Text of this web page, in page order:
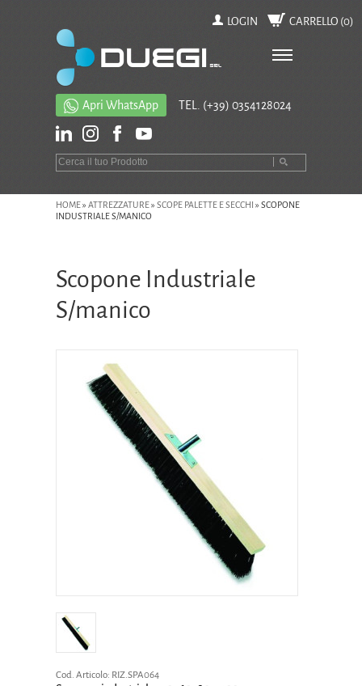
LOGIN CARRELLO (0)
Apri WhatsApp TEL. (+39) 0354128024
HOME» ATTREZZATURE» SCOPE PALETTE E SECCHI » SCOPONE
INDUSTRIALE S/MANICO
Scopone Industriale
S/manico
Cod. Articolo: RIZ.SPA064